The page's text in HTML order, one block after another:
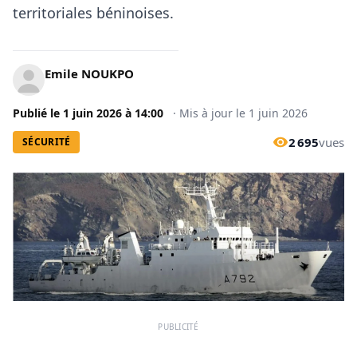
territoriales béninoises.
Emile NOUKPO
Publié le 1 juin 2026 à 14:00 · Mis à jour le 1 juin 2026
SÉCURITÉ 2 695vues
PUBLICITÉ